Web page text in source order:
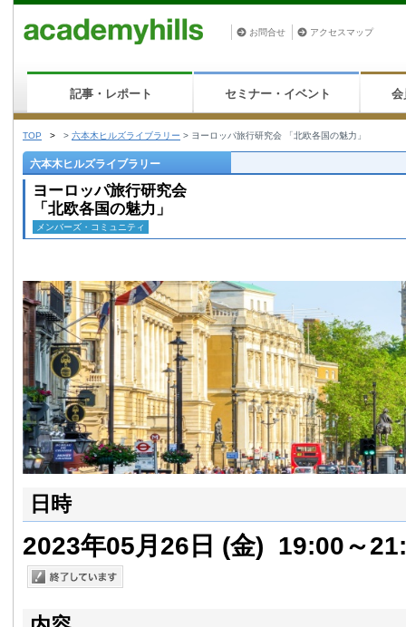
お問合せ アクセスマップ
記事・レポート セミナー・イベント 会
TOP > > 六本木ヒルズライブラリー > ヨーロッパ旅行研究会 「北欧各国の魅力」
六本木ヒルズライブラリー
ヨーロッパ旅行研究会
「北欧各国の魅力」
メンバーズ・コミュニティ
日時
2023年05月26日 (金) 19:00～